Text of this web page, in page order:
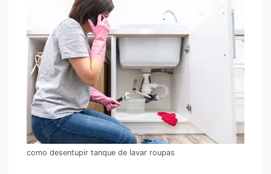
como desentupir tanque de lavar roupas